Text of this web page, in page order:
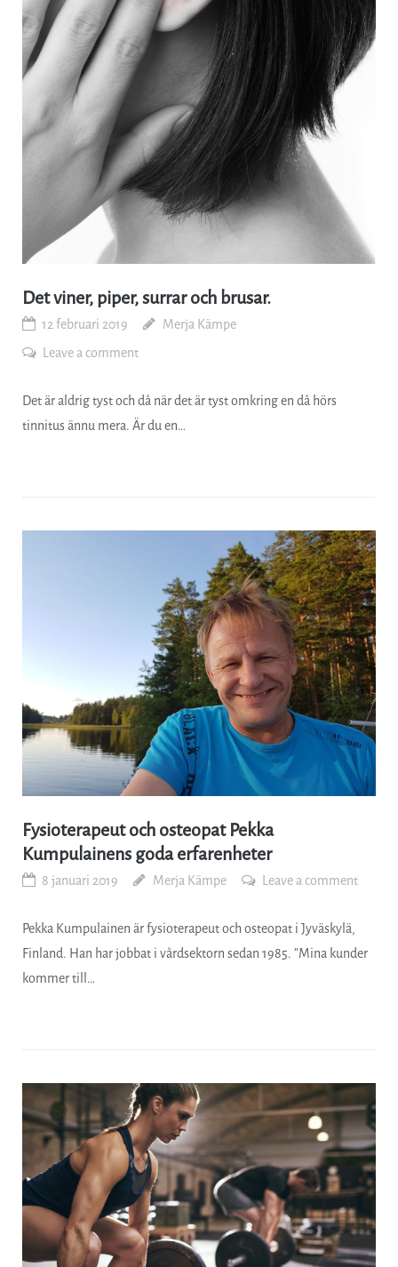
Det viner, piper, surrar och brusar.
12 februari 2019
Merja Kämpe
Leave a comment
Det är aldrig tyst och då när det är tyst omkring en då hörs
tinnitus ännu mera. Är du en…
Fysioterapeut och osteopat Pekka
Kumpulainens goda erfarenheter
8 januari 2019 Merja Kämpe Leave a comment
Pekka Kumpulainen är fysioterapeut och osteopat i Jyväskylä,
Finland. Han har jobbat i vårdsektorn sedan 1985. ”Mina kunder
kommer till…